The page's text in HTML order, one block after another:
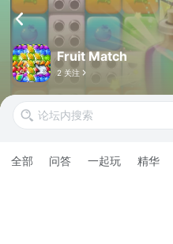
Fruit Match
2 关注
全部 问答 一起玩 精华